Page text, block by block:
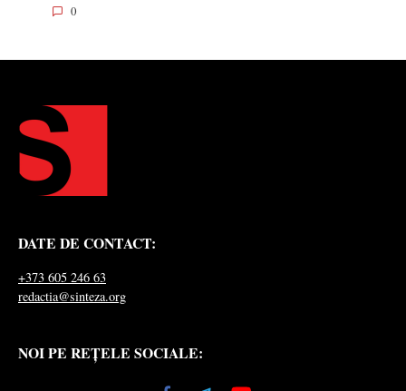
0
DATE DE CONTACT:
+373 605 246 63
redactia@sinteza.org
NOI PE REȚELE SOCIALE: